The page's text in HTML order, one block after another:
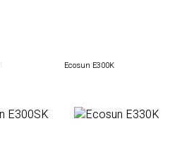
Ecosun E300K